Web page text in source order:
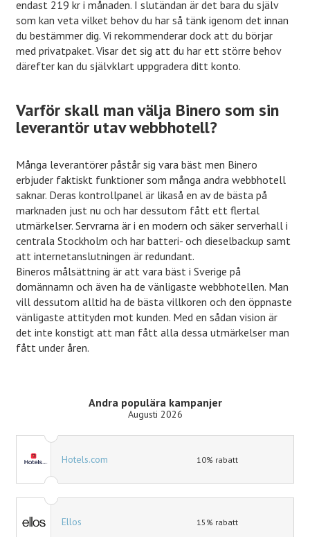
endast 219 kr i månaden. I slutändan är det bara du själv
som kan veta vilket behov du har så tänk igenom det innan
du bestämmer dig. Vi rekommenderar dock att du börjar
med privatpaket. Visar det sig att du har ett större behov
därefter kan du självklart uppgradera ditt konto.
Varför skall man välja Binero som sin
leverantör utav webbhotell?
Många leverantörer påstår sig vara bäst men Binero
erbjuder faktiskt funktioner som många andra webbhotell
saknar. Deras kontrollpanel är likaså en av de bästa på
marknaden just nu och har dessutom fått ett flertal
utmärkelser. Servrarna är i en modern och säker serverhall i
centrala Stockholm och har batteri- och dieselbackup samt
att internetanslutningen är redundant.
Bineros målsättning är att vara bäst i Sverige på
domännamn och även ha de vänligaste webbhotellen. Man
vill dessutom alltid ha de bästa villkoren och den öppnaste
vänligaste attityden mot kunden. Med en sådan vision är
det inte konstigt att man fått alla dessa utmärkelser man
fått under åren.
Andra populära kampanjer
Augusti 2026
Hotels.com 10% rabatt
Ellos 15% rabatt